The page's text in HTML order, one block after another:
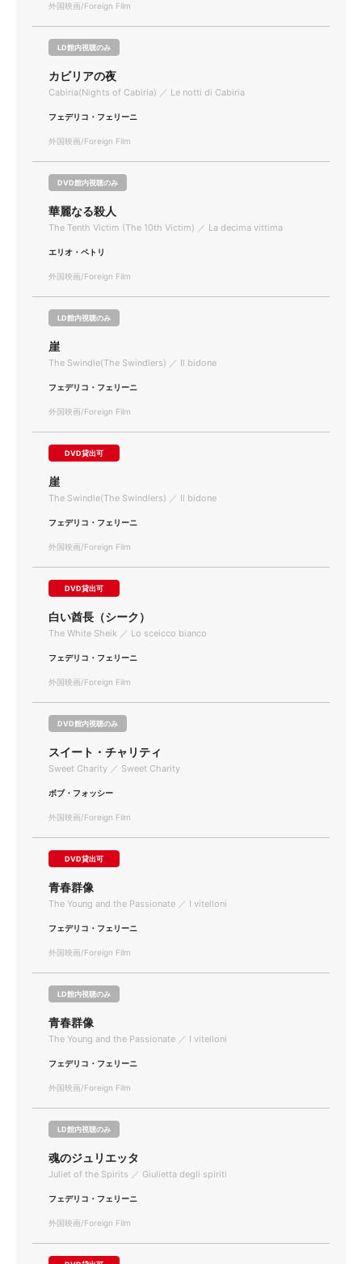
外国映画/Foreign Film
LD館内視聴のみ
カビリアの夜
Cabiria(Nights of Cabiria) ／ Le notti di Cabiria
フェデリコ・フェリーニ
外国映画/Foreign Film
DVD館内視聴のみ
華麗なる殺人
The Tenth Victim (The 10th Victim) ／ La decima vittima
エリオ・ペトリ
外国映画/Foreign Film
LD館内視聴のみ
崖
The Swindle(The Swindlers) ／ Il bidone
フェデリコ・フェリーニ
外国映画/Foreign Film
DVD貸出可
崖
The Swindle(The Swindlers) ／ Il bidone
フェデリコ・フェリーニ
外国映画/Foreign Film
DVD貸出可
白い酋長（シーク）
The White Sheik ／ Lo sceicco bianco
フェデリコ・フェリーニ
外国映画/Foreign Film
DVD館内視聴のみ
スイート・チャリティ
Sweet Charity ／ Sweet Charity
ボブ・フォッシー
外国映画/Foreign Film
DVD貸出可
青春群像
The Young and the Passionate ／ I vitelloni
フェデリコ・フェリーニ
外国映画/Foreign Film
LD館内視聴のみ
青春群像
The Young and the Passionate ／ I vitelloni
フェデリコ・フェリーニ
外国映画/Foreign Film
LD館内視聴のみ
魂のジュリエッタ
Juliet of the Spirits ／ Giulietta degli spiriti
フェデリコ・フェリーニ
外国映画/Foreign Film